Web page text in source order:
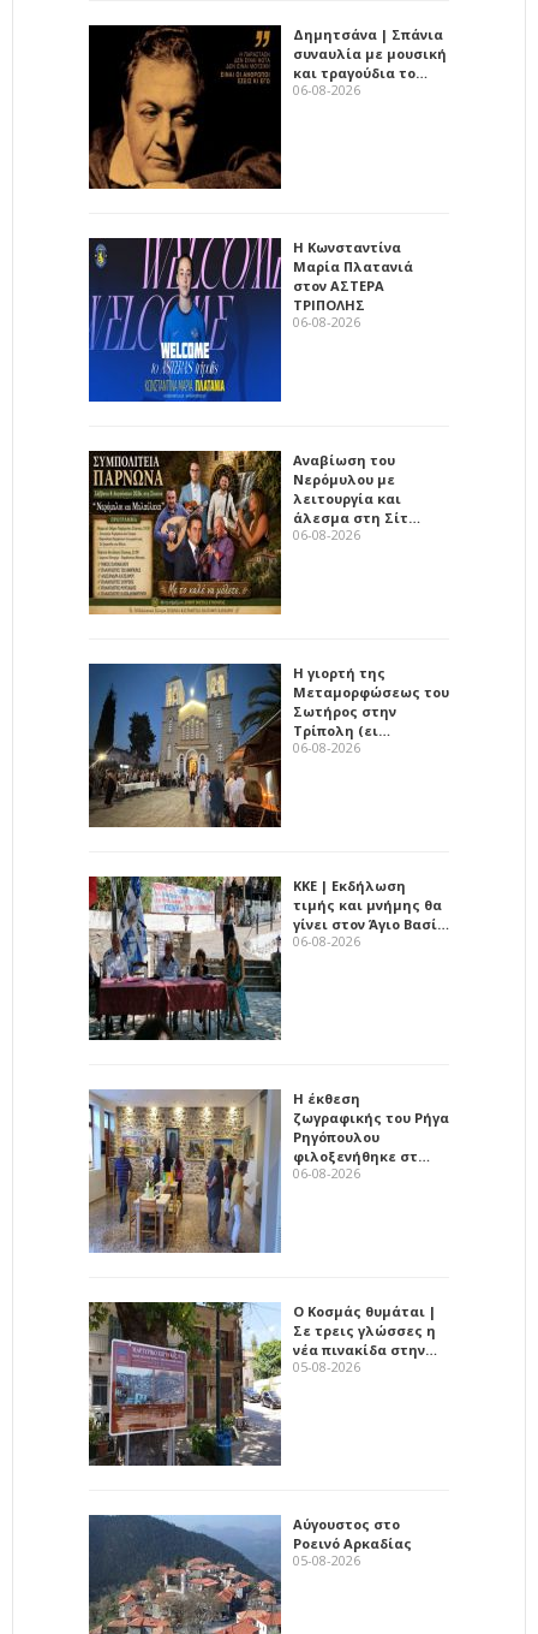
Δημητσάνα | Σπάνια
συναυλία με μουσική
και τραγούδια το…
06-08-2026
Η Κωνσταντίνα
Μαρία Πλατανιά
στον ΑΣΤΕΡΑ
ΤΡΙΠΟΛΗΣ
06-08-2026
Αναβίωση του
Νερόμυλου με
λειτουργία και
άλεσμα στη Σίτ…
06-08-2026
Η γιορτή της
Μεταμορφώσεως του
Σωτήρος στην
Τρίπολη (ει…
06-08-2026
ΚΚΕ | Εκδήλωση
τιμής και μνήμης θα
γίνει στον Άγιο Βασί…
06-08-2026
Η έκθεση
ζωγραφικής του Ρήγα
Ρηγόπουλου
φιλοξενήθηκε στ…
06-08-2026
Ο Κοσμάς θυμάται |
Σε τρεις γλώσσες η
νέα πινακίδα στην…
05-08-2026
Αύγουστος στο
Ροεινό Αρκαδίας
05-08-2026